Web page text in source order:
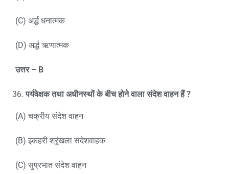
(C) अर्द्ध धनात्मक
(D) अर्द्ध ऋणात्मक
उत्तर – B
पर्यवेक्षक तथा अधीनस्थों के बीच होने वाला संदेश वाहन हैं ?
(A) चक्रीय संदेश वाहन
(B) इकहरी श्रृंखला संदेशवाहक
(C) सुप्रभात संदेश वाहन